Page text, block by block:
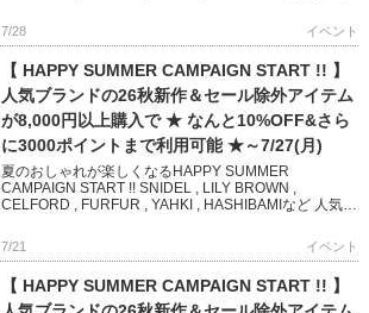
7/28 イベント
【 HAPPY SUMMER CAMPAIGN START !! 】
人気ブランドの26秋新作＆セール除外アイテム
が8,000円以上購入で ★ なんと10%OFF&さら
に3000ポイントまで利用可能 ★～7/27(月)
夏のおしゃれが楽しくなるHAPPY SUMMER
CAMPAIGN START !! SNIDEL , LILY BROWN ,
CELFORD , FURFUR , YAHKI , HASHIBAMIなど 人気ブ
7/21 イベント
【 HAPPY SUMMER CAMPAIGN START !! 】